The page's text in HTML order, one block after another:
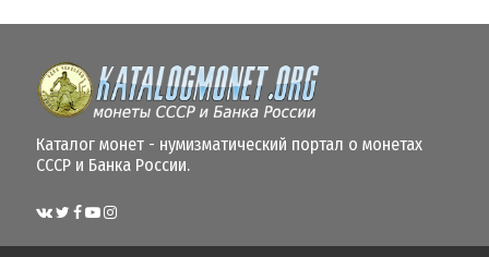
Каталог монет - нумизматический портал о монетах
СССР и Банка России.